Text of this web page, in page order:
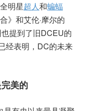
明星超人和蝙蝠
》和艾伦·摩尔的
提到了旧DCEU的
经表明，DC的未来
美的